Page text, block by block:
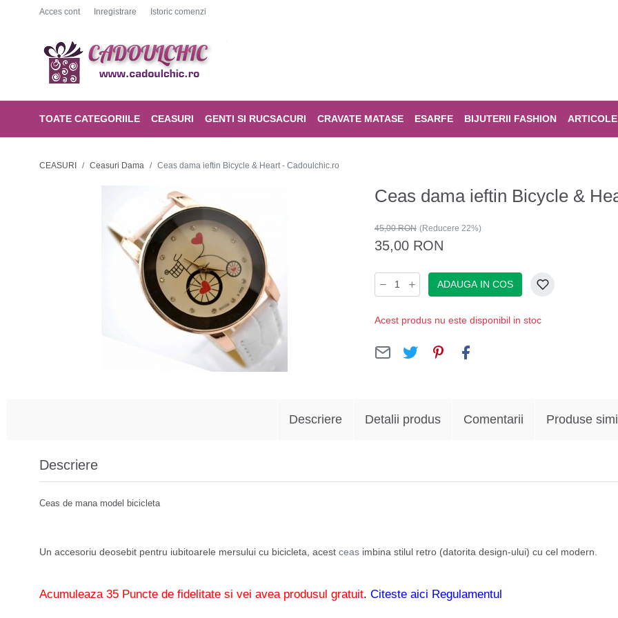
Acces cont Inregistrare Istoric comenzi
TOATE CATEGORIILE CEASURI GENTI SI RUCSACURI CRAVATE MATASE ESARFE BIJUTERII FASHION
CEASURI Ceasuri Dama Ceas dama ieftin Bicycle & Heart - Cadoulchic.ro
Ceas dama ieftin Bicycle &
45,00 RON (Reducere 22%)
35,00 RON
ADAUGA IN COS
Acest produs nu este disponibil in stoc
Descriere Detalii produs Comentarii Produse
Descriere
Ceas de mana model bicicleta
Un accesoriu deosebit pentru iubitoarele mersului cu bicicleta, acest ceas imbina stilul retro (datorita design-ului) cu cel modern.
Acumuleaza 35 Puncte de fidelitate si vei avea produsul gratuit. Citeste aici Regulamentul